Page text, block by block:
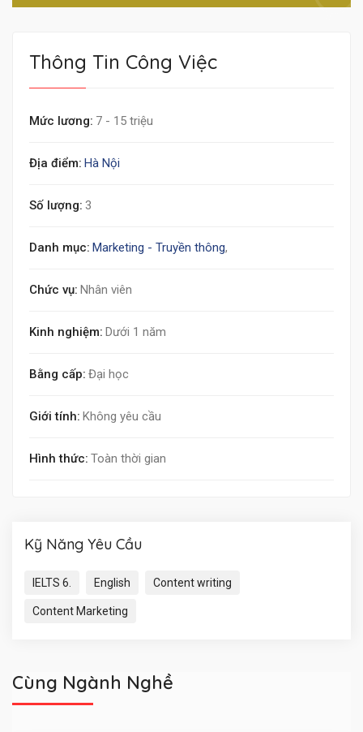
Thông Tin Công Việc
Mức lương: 7 - 15 triệu
Địa điểm: Hà Nội
Số lượng: 3
Danh mục: Marketing - Truyền thông,
Chức vụ: Nhân viên
Kinh nghiệm: Dưới 1 năm
Bằng cấp: Đại học
Giới tính: Không yêu cầu
Hình thức: Toàn thời gian
Kỹ Năng Yêu Cầu
IELTS 6. English Content writing
Content Marketing
Cùng Ngành Nghề